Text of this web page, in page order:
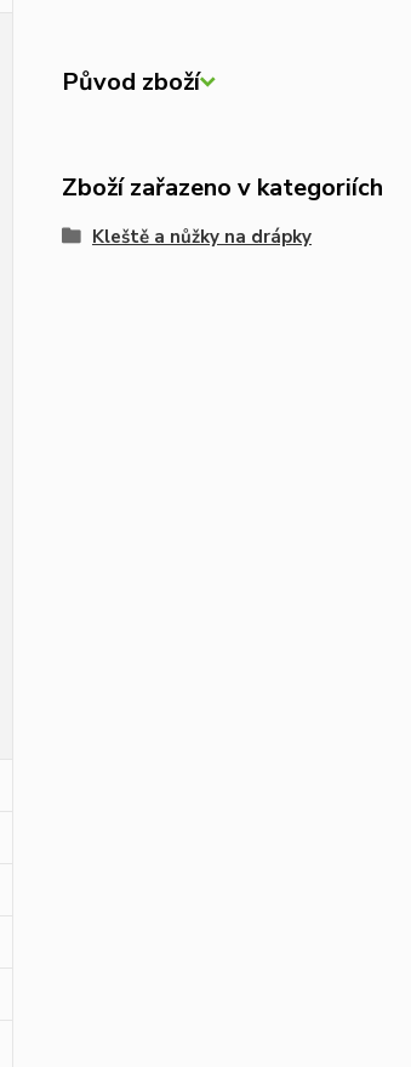
Původ zboží
Zboží zařazeno v kategoriích
Kleště a nůžky na drápky